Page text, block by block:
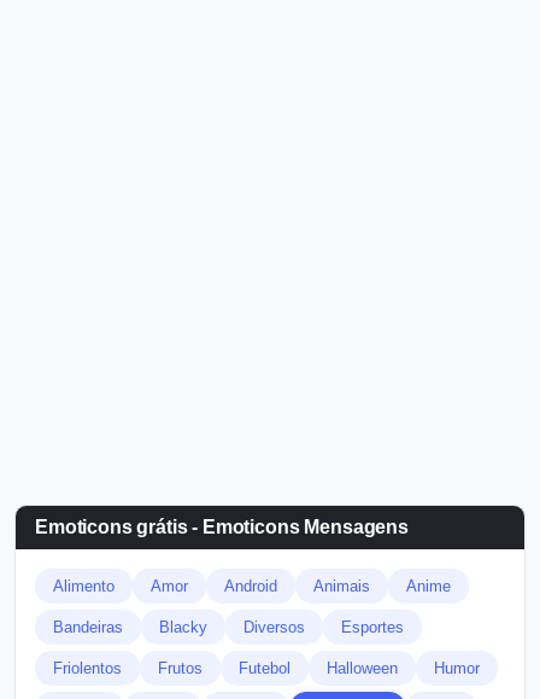
Emoticons grátis - Emoticons Mensagens
Alimento Amor Android Animais Anime
Bandeiras Blacky Diversos Esportes
Friolentos Frutos Futebol Halloween Humor